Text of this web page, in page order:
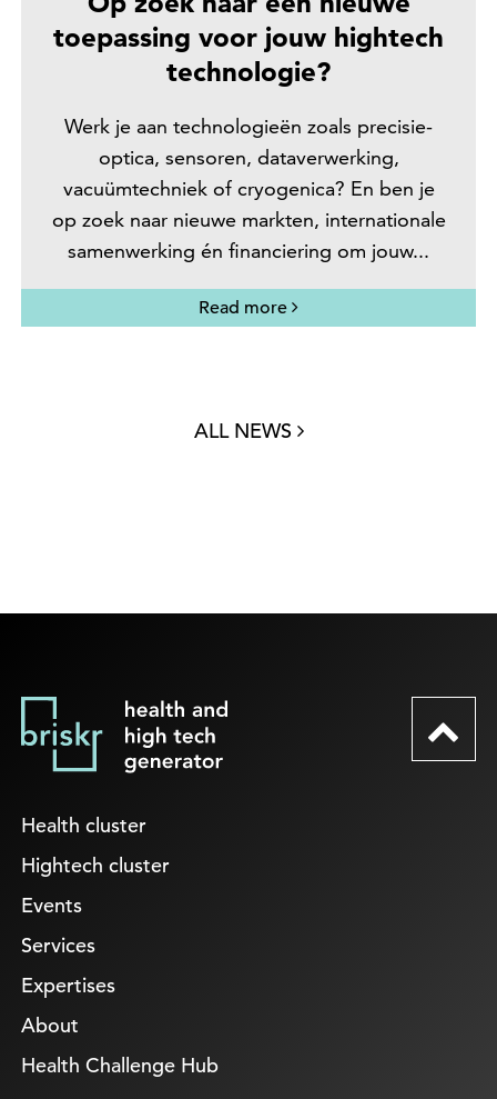
toepassing voor jouw hightech
technologie?
Werk je aan technologieën zoals precisie-
optica, sensoren, dataverwerking,
vacuümtechniek of cryogenica? En ben je
op zoek naar nieuwe markten, internationale
samenwerking én financiering om jouw...
Read more
ALL NEWS
Health cluster
Hightech cluster
Events
Services
Expertises
About
Health Challenge Hub